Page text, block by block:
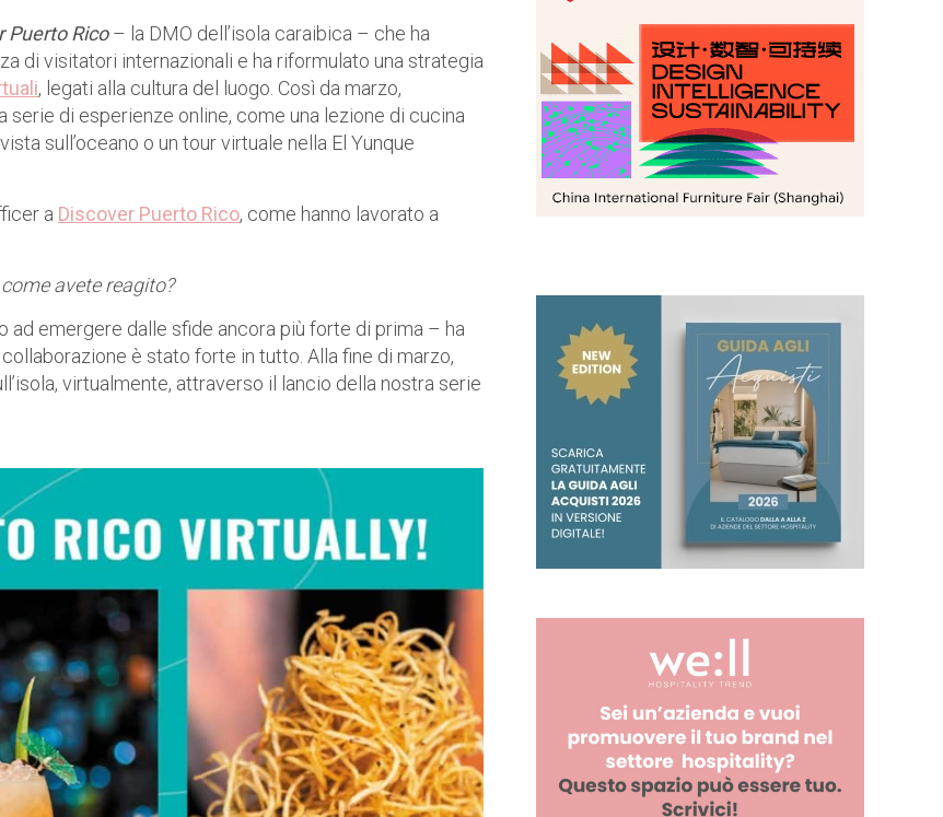
Puerto Rico– la DMO dell’isola caraibica – che ha
di visitatori internazionali e ha riformulato una strategia
, legati alla cultura del luogo. Così da marzo,
di esperienze online, come una lezione di cucina
sull’oceano o un tour virtuale nella El Yunque
a Discover Puerto Rico, come hanno lavorato a
avete reagito?
emergere dalle sfide ancora più forte di prima – ha
è stato forte in tutto. Alla fine di marzo,
virtualmente, attraverso il lancio della nostra serie